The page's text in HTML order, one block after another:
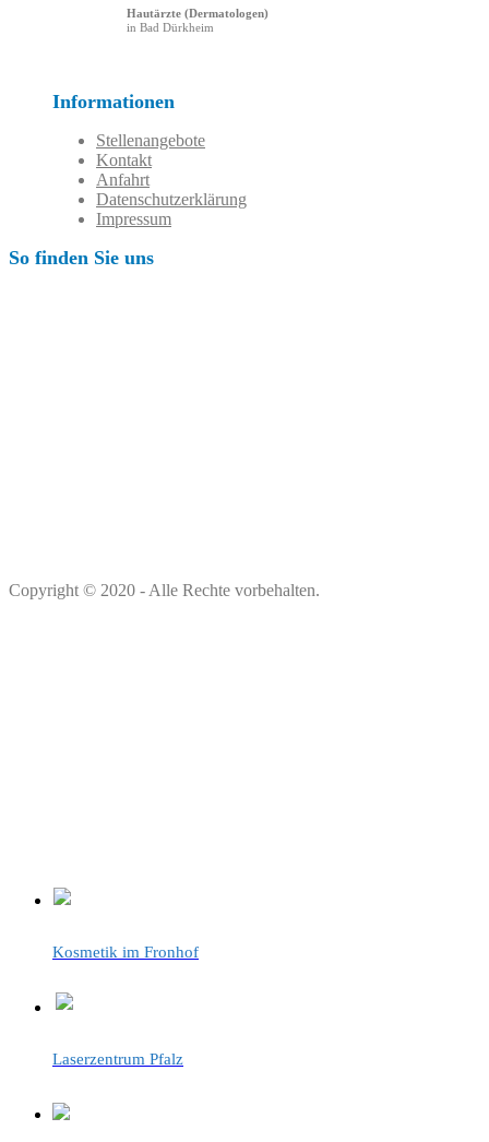
Hautärzte (Dermatologen)
in Bad Dürkheim
Informationen
Stellenangebote
Kontakt
Anfahrt
Datenschutzerklärung
Impressum
So finden Sie uns
Copyright © 2020 - Alle Rechte vorbehalten.
Kosmetik im Fronhof
Laserzentrum Pfalz